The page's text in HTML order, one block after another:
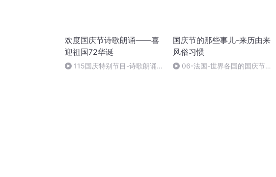
欢度国庆节诗歌朗诵——喜
迎祖国72华诞
115国庆特别节目-诗歌朗诵-
国庆节的那些事儿-来历由来
风俗习惯
06-法国-世界各国的国庆节-